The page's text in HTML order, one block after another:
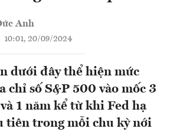
Anh
10:01, 20/09/2024
dưới đây thể hiện mức
chỉ số S&P 500 vào mốc 3
1 năm kể từ khi Fed hạ
tiên trong mỗi chu kỳ nới